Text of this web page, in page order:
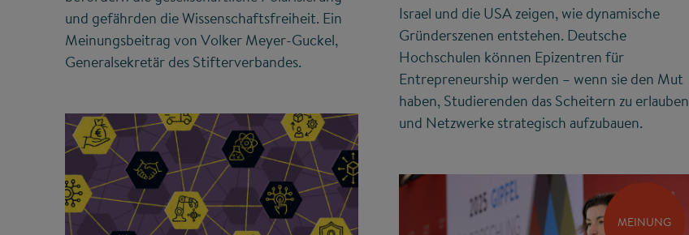
und gefährden die Wissenschaftsfreiheit. Ein
Meinungsbeitrag von Volker Meyer-Guckel,
Generalsekretär des Stifterverbandes.
Israel und die USA zeigen, wie dynamische
Gründerszenen entstehen. Deutsche
Hochschulen können Epizentren für
Entrepreneurship werden – wenn sie den Mut
haben, Studierenden das Scheitern zu erlauben
und Netzwerke strategisch aufzubauen.
MEINUNG